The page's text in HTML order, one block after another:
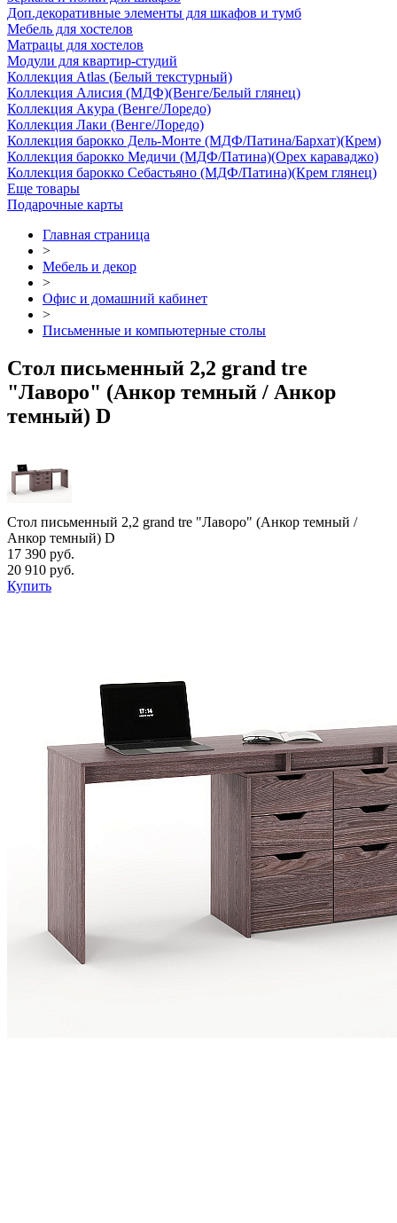
Доп.декоративные элементы для шкафов и тумб
Мебель для хостелов
Матрацы для хостелов
Модули для квартир-студий
Коллекция Atlas (Белый текстурный)
Коллекция Алисия (МДФ)(Венге/Белый глянец)
Коллекция Акура (Венге/Лоредо)
Коллекция Лаки (Венге/Лоредо)
Коллекция барокко Дель-Монте (МДФ/Патина/Бархат)(Крем)
Коллекция барокко Медичи (МДФ/Патина)(Орех караваджо)
Коллекция барокко Себастьяно (МДФ/Патина)(Крем глянец)
Еще товары
Подарочные карты
Главная страница
>
Мебель и декор
>
Офис и домашний кабинет
>
Письменные и компьютерные столы
Стол письменный 2,2 grand tre
"Лаворо" (Анкор темный / Анкор
темный) D
Стол письменный 2,2 grand tre "Лаворо" (Анкор темный /
Анкор темный) D
17 390 руб.
20 910 руб.
Купить